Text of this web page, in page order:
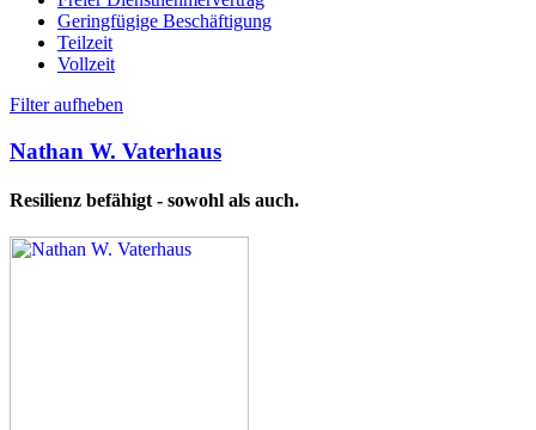
Geringfügige Beschäftigung
Teilzeit
Vollzeit
Filter aufheben
Nathan W. Vaterhaus
Resilienz befähigt - sowohl als auch.